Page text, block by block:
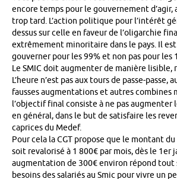
encore temps pour le gouvernement d’agir,
trop tard. L’action politique pour l’intérêt
dessus sur celle en faveur de l’oligarchie
extrêmement minoritaire dans le pays. Il
gouverner pour les 99% et non pas pour les
Le SMIC doit augmenter de manière lisible,
L’heure n’est pas aux tours de passe-passe,
fausses augmentations et autres combines
l’objectif final consiste à ne pas augmenter
en général, dans le but de satisfaire les
caprices du Medef.
Pour cela la CGT propose que le montant
soit revalorisé à 1 800€ par mois, dès le 1er
augmentation de 300€ environ répond tout
besoins des salariés au Smic pour vivre un